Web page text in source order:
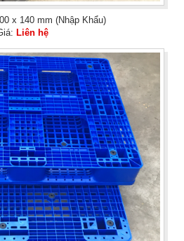
x 140 mm (Nhập Khẩu)
Liên hệ